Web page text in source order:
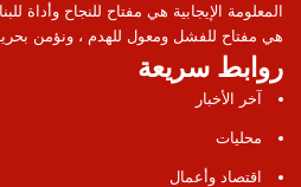
المعلومة الإيجابية هي مفتاح للنجاح وأداة
هي مفتاح للفشل ومعول للهدم ، ونؤمن بحرية
روابط سريعة
آخر الأخبار
محليات
اقتصاد وأعمال